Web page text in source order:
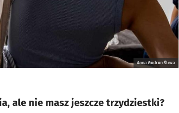
Anna Gudrun Śliwa
ale nie masz jeszcze trzydziestki?